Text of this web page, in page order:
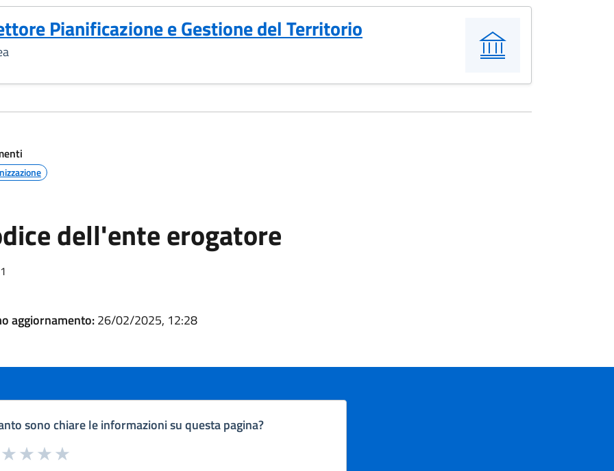
Pianificazione e Gestione del Territorio
dell'ente erogatore
aggiornamento:26/02/2025, 12:28
sono chiare le informazioni su questa pagina?
da 1 a 5 stelle la pagina